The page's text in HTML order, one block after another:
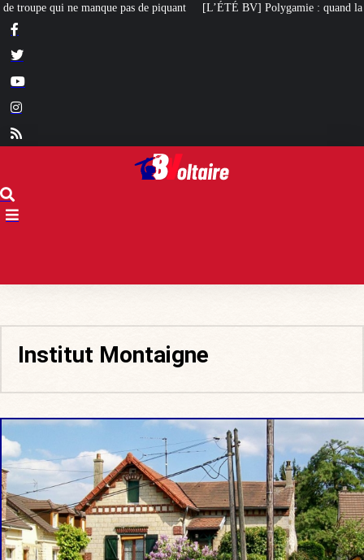
de piquant [L’ÉTÉ BV] Polygamie : quand la vérité sort de la bouche
Institut Montaigne